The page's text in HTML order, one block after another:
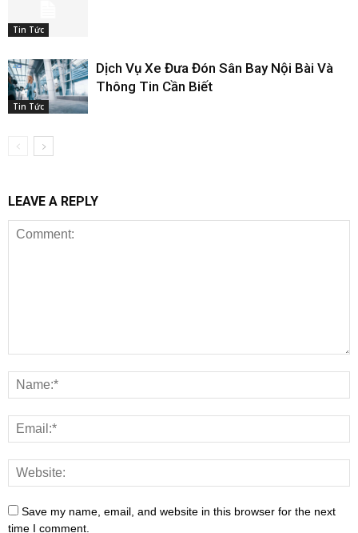
Tin Tức
Tin Tức
Dịch Vụ Xe Đưa Đón Sân Bay Nội Bài Và
Thông Tin Cần Biết
LEAVE A REPLY
Save my name, email, and website in this browser for the next
time I comment.